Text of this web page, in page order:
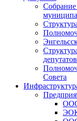
Собрание
депутатов
Совета